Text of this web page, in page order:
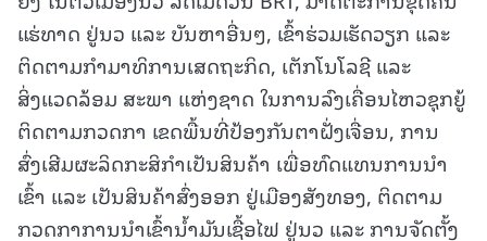
ແຮ່ທາດ ຢູ່ນວ ແລະ ບັນຫາອື່ນໆ, ເຂົ້າຮ່ວມເຮັດວຽກ ແລະ
ຕິດຕາມກຳມາທິການເສດຖະກິດ, ເຕັກໂນໂລຊີ ແລະ
ສິ່ງແວດລ້ອມ ສະພາ ແຫ່ງຊາດ ໃນການລົງເຄື່ອນໄຫວຊຸກຍູ້
ຕິດຕາມກວດກາ ເຂດພື້ນທີ່ປ້ອງກັນຕາຝັ່ງເຈື່ອນ, ການ
ສົ່ງເສີມຜະລິດກະສິກຳເປັນສິນຄ້າ ເພື່ອທົດແທນການນໍາ
ເຂົ້າ ແລະ ເປັນສິນຄ້າສົ່ງອອກ ຢູ່ເມືອງສັງທອງ, ຕິດຕາມ
ກວດກາການນໍາເຂົ້ານໍ້າມັນເຊື້ອໄຟ ຢູ່ນວ ແລະ ການຈັດຕັ້ງ